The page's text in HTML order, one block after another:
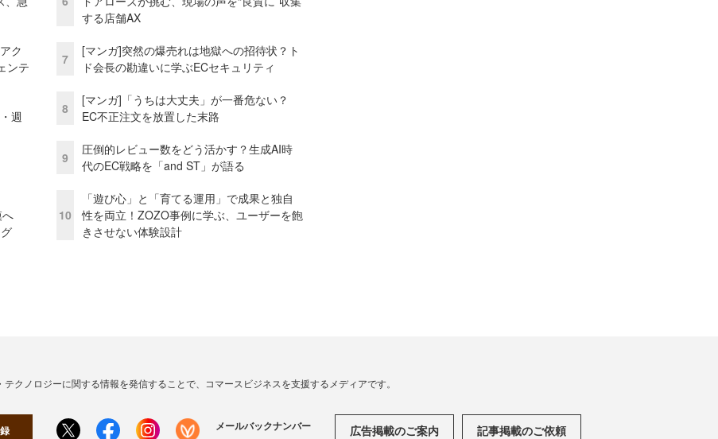
ク
ンテ
週
へ
する店舗AX
7
[マンガ]突然の爆売れは地獄への招待状？ト
ド会長の勘違いに学ぶECセキュリティ
8
[マンガ]「うちは大丈夫」が一番危ない？
EC不正注文を放置した末路
9
圧倒的レビュー数をどう活かす？生成AI時
代のEC戦略を「and ST」が語る
10
「遊び心」と「育てる運用」で成果と独自
性を両立！ZOZO事例に学ぶ、ユーザーを飽
きさせない体験設計
クノロジーに関する情報を発信することで、コマースビジネスを支援するメディアです。
メールバックナンバー 広告掲載のご案内 記事掲載のご依頼